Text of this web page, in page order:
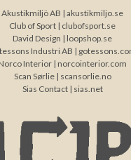
Akustikmiljö AB | akustikmiljo.se
Club of Sport | clubofsport.se
David Design | loopshop.se
Industri AB |
Interior | norcointerior.com
Scan Sørlie | scansorlie.no
Sias Contact | sias.net